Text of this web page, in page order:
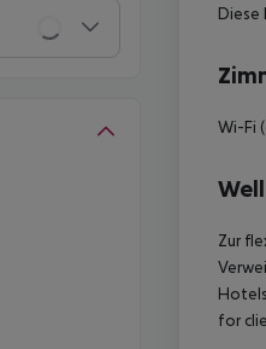
Diese
Wi-Fi
Zur
for